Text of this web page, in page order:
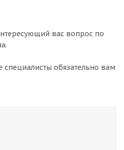
вас вопрос по
обязательно вам